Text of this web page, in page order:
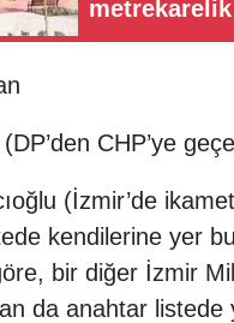
hizmete
CHP’ye
(İzmir’de
kendilerine yer
bir diğer İzmir
da anahtar listede